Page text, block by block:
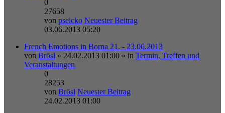
0
27658
von pseicko Neuester Beitrag
03.06.2013 05:20
French Emotions in Borna 21. - 23.06.2013
von Brösl » 24.02.2013 01:00 » in Termin, Treffen und
Veranstaltungen
0
28253
von Brösl Neuester Beitrag
24.02.2013 01:00